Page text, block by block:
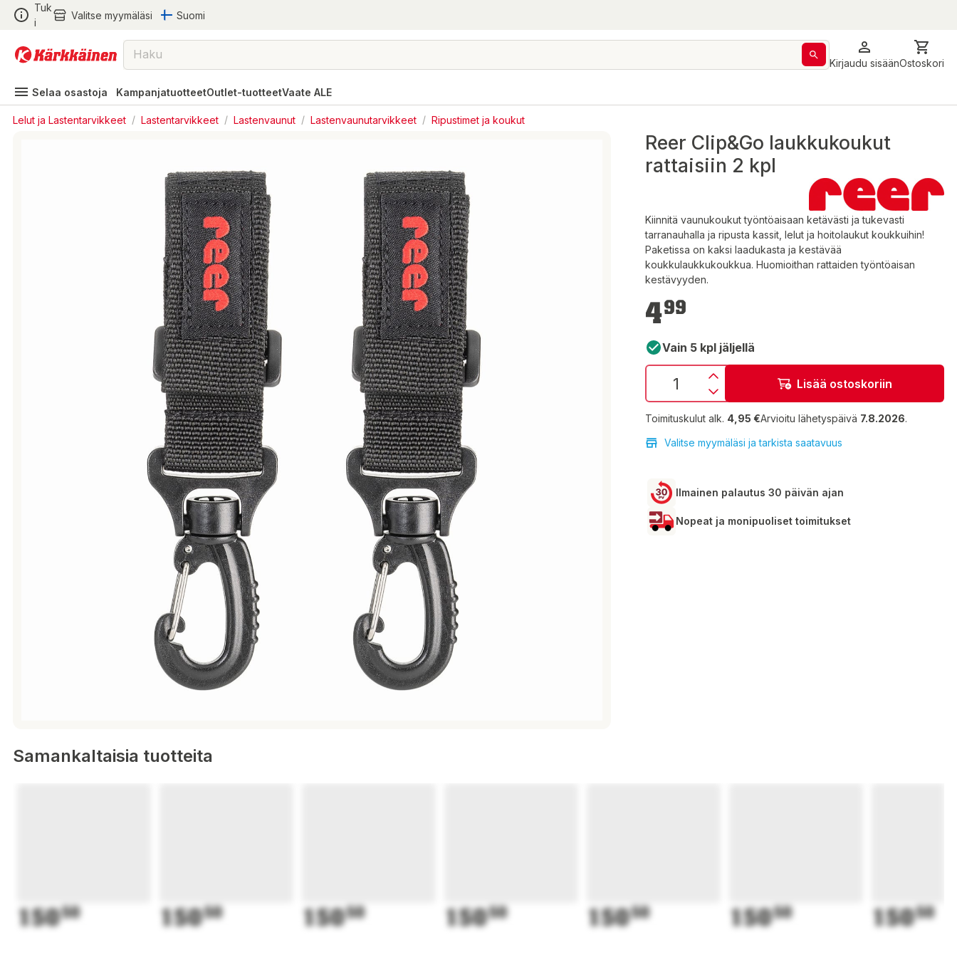
Tuk
i
Valitse myymäläsi Suomi
Kirjaudu sisäänOstoskori
Selaa osastoja KampanjatuotteetOutlet-tuotteetVaate ALE
Lelut ja Lastentarvikkeet / Lastentarvikkeet / Lastenvaunut / Lastenvaunutarvikkeet / Ripustimet ja koukut
Reer Clip&Go laukkukoukut
rattaisiin 2 kpl
Kiinnitä vaunukoukut työntöaisaan ketävästi ja tukevasti
tarranauhalla ja ripusta kassit, lelut ja hoitolaukut koukkuihin!
Paketissa on kaksi laadukasta ja kestävää
koukkulaukkukoukkua. Huomioithan rattaiden työntöaisan
kestävyyden.
4,99 €
499
Vain 5 kpl jäljellä
Lisää ostoskoriin
Toimituskulut alk. 4,95 €Arvioitu lähetyspäivä 7.8.2026.
Valitse myymäläsi ja tarkista saatavuus
Ilmainen palautus 30 päivän ajan
Nopeat ja monipuoliset toimitukset
Samankaltaisia tuotteita
15050 15050 15050 15050 15050 15050 15050